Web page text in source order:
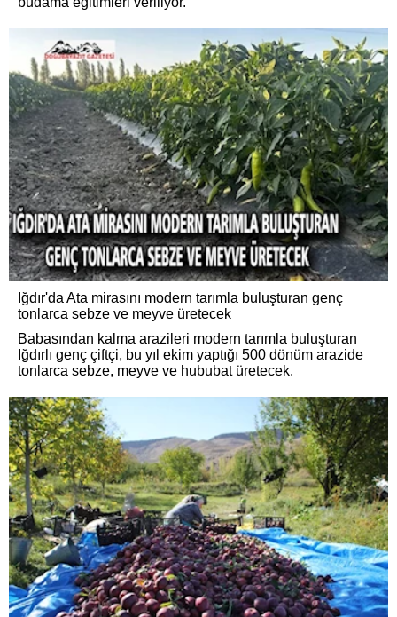
Iğdır'da Ata mirasını modern tarımla buluşturan genç
tonlarca sebze ve meyve üretecek
Babasından kalma arazileri modern tarımla buluşturan
Iğdırlı genç çiftçi, bu yıl ekim yaptığı 500 dönüm arazide
tonlarca sebze, meyve ve hububat üretecek.